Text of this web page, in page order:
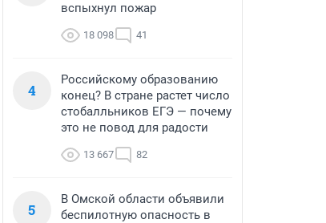
вспыхнул пожар
18 098 41
4
Российскому образованию
конец? В стране растет число
стобалльников ЕГЭ — почему
это не повод для радости
13 667 82
5
В Омской области объявили
беспилотную опасность в